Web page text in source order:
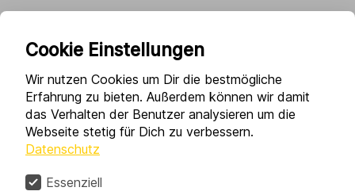
Wir verabschieden uns vom 26.12.22 bis
einschließlich 06.01.23 in die Winterpause. Über
die bekannte Rufbereitschaftsnummer erreichen
Sie uns selbstverständlich wie gewohnt auch
während unseres Urlaubs. Frohe Weihnachten
und einen guten Rutsch ins Jahr 2023 wünscht
Cookie Einstellungen
Wir nutzen Cookies um Dir die bestmögliche
Erfahrung zu bieten. Außerdem können wir damit
das Verhalten der Benutzer analysieren um die
Webseite stetig für Dich zu verbessern.
Datenschutz
Essenziell